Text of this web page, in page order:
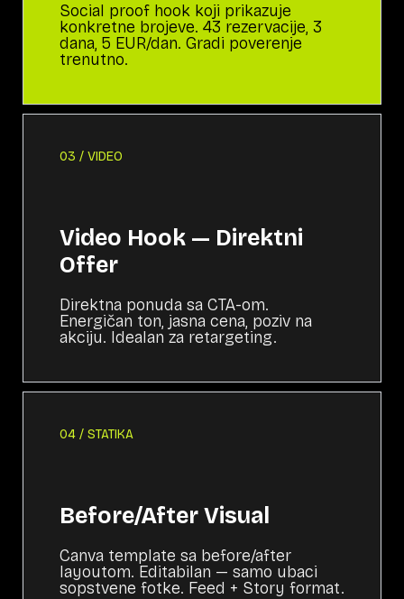
Social proof hook koji prikazuje
konkretne brojeve. 43 rezervacije, 3
dana, 5 EUR/dan. Gradi poverenje
trenutno.
03 / VIDEO
Video Hook — Direktni
Offer
Direktna ponuda sa CTA-om.
Energičan ton, jasna cena, poziv na
akciju. Idealan za retargeting.
04 / STATIKA
Before/After Visual
Canva template sa before/after
layoutom. Editabilan — samo ubaci
sopstvene fotke. Feed + Story format.